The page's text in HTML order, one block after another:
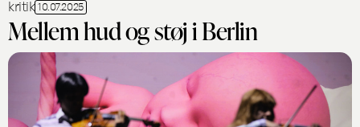
kritik 10.07.2025
Mellem hud og støj i Berlin